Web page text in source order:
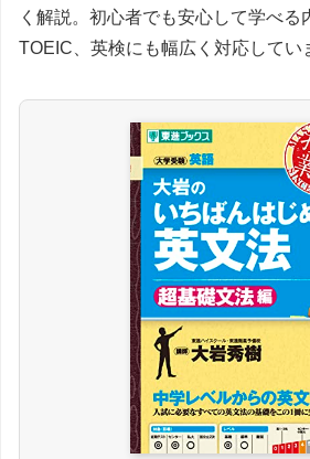
く解説。初心者でも安心して学べる
TOEIC、英検にも幅広く対応してい